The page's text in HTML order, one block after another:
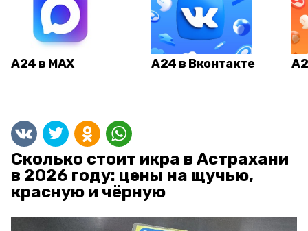
А24 в MAX А24 в Вконтакте
Сколько стоит икра в Астрахани
в 2026 году: цены на щучью,
красную и чёрную